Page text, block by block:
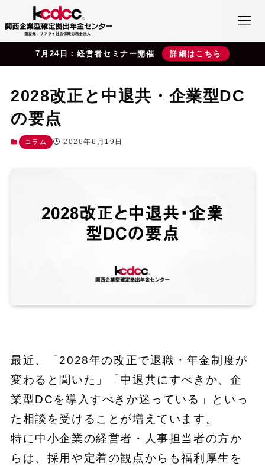
7月24日：経営者セミナー開催 詳細はこちら
2028改正と中退共・企業型DC
の要点
コラム 2026年6月19日
最近、「2028年の改正で退職・年金制度が
変わると聞いた」「中退共にすべきか、企
業型DCを導入すべきか迷っている」といっ
た相談を受けることが増えています。
特に中小企業の経営者・人事担当者の方か
らは、採用や定着の観点からも福利厚生を